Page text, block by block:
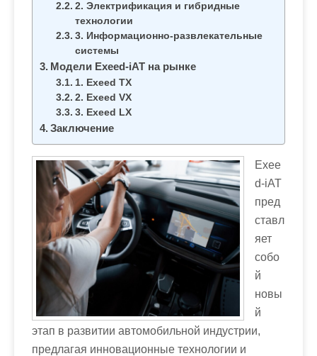
2. Электрификация и гибридные
технологии
3. Информационно-развлекательные
системы
Модели Exeed-iAT на рынке
1. Exeed TX
2. Exeed VX
3. Exeed LX
Заключение
Exee
d-iAT
пред
ставл
яет
собо
й
новы
й
этап в развитии автомобильной индустрии,
предлагая инновационные технологии и